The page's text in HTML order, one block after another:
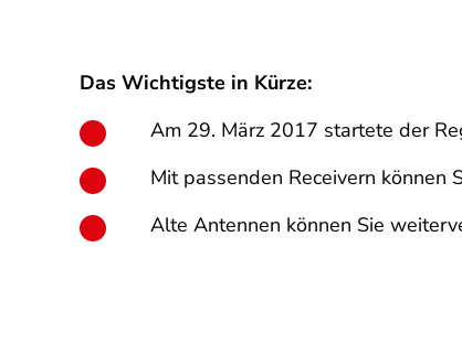
Das Wichtigste in Kürze:
Am 29. März 2017 startete der
Mit passenden Receivern können
Alte Antennen können Sie